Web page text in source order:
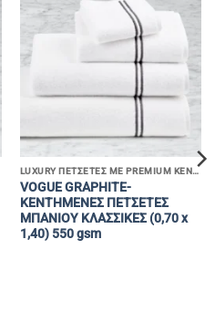
LUXURY ΠΕΤΣΕΤΕΣ ΜΕ PREMIUM ΚΕΝΤΗΜΑΤΑ
VOGUE GRAPHITE-
KENTHMENEΣ ΠΕΤΣΕΤΕΣ
MΠΑΝΙΟΥ ΚΛΑΣΣΙΚΕΣ (0,70 x
1,40) 550 gsm